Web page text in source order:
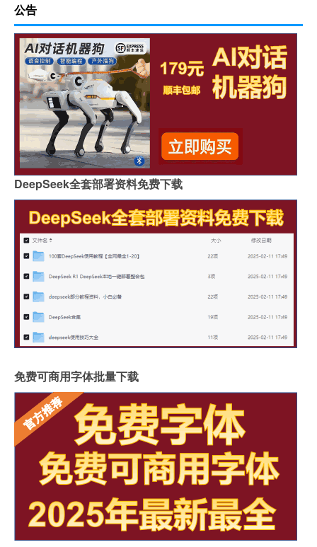
公告
DeepSeek全套部署资料免费下载
免费可商用字体批量下载